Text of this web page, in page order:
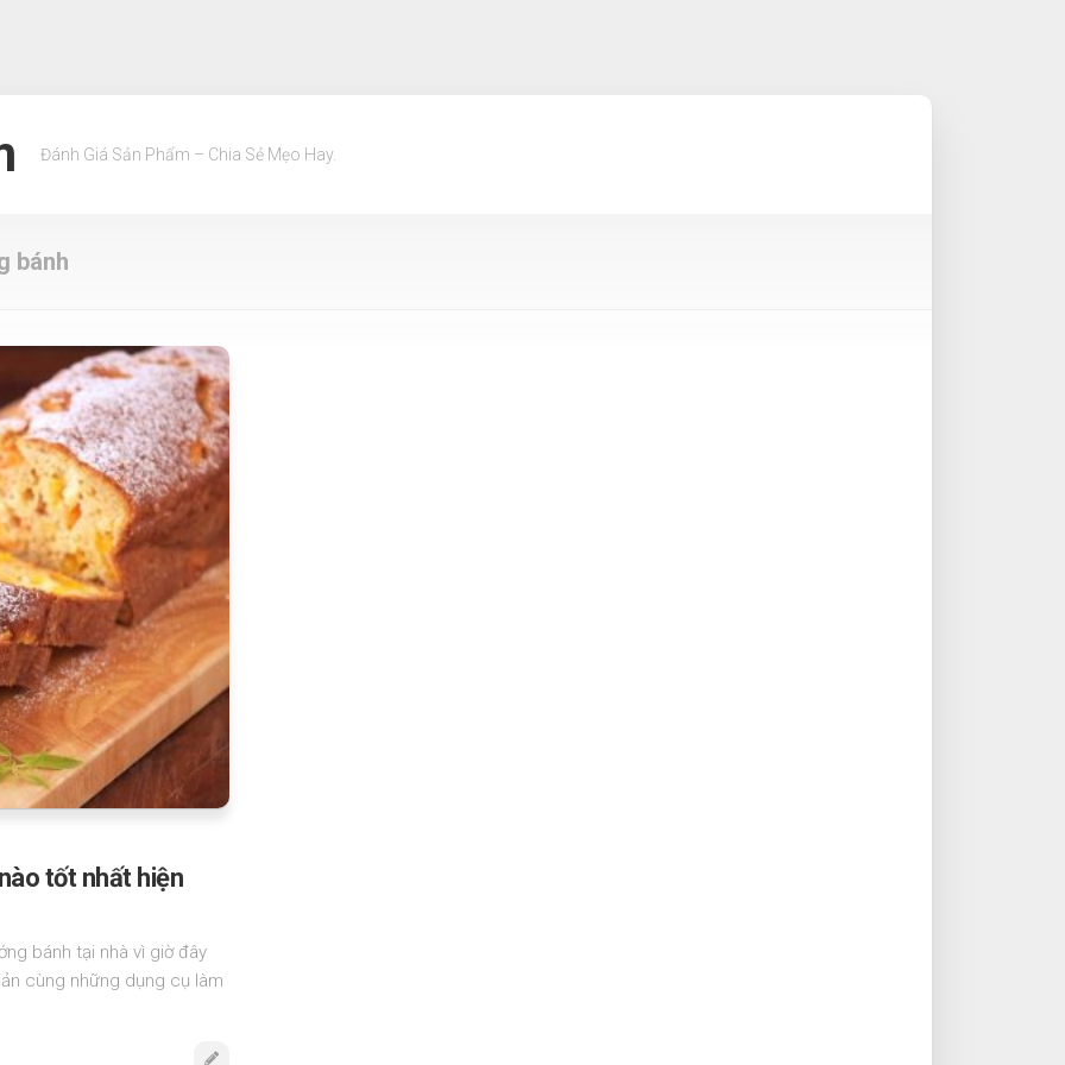
Đánh Giá Sản Phẩm – Chia Sẻ Mẹo Hay.
bánh
tốt nhất hiện
bánh tại nhà vì giờ đây
cùng những dụng cụ làm